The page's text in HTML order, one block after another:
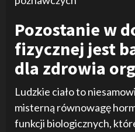
Pozostanie w
fizycznej jest
dla zdrowia
Ludzkie ciało to
misterną równowagę
funkcji biologicznych,